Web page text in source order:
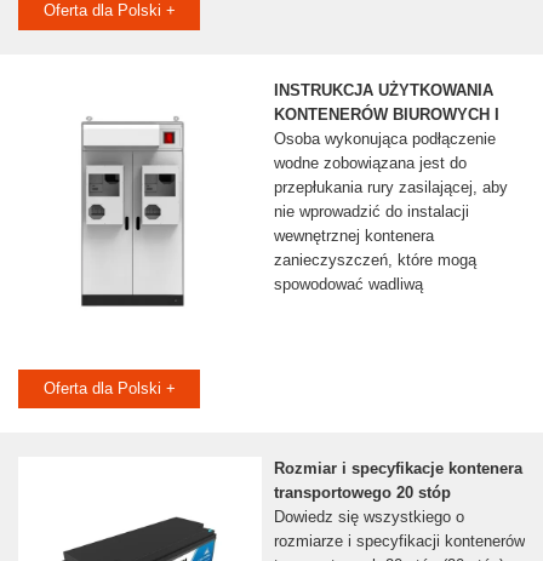
Oferta dla Polski +
INSTRUKCJA UŻYTKOWANIA
KONTENERÓW BIUROWYCH I
Osoba wykonująca podłączenie
wodne zobowiązana jest do
przepłukania rury zasilającej, aby
nie wprowadzić do instalacji
wewnętrznej kontenera
zanieczyszczeń, które mogą
spowodować wadliwą
Oferta dla Polski +
Rozmiar i specyfikacje kontenera
transportowego 20 stóp
Dowiedz się wszystkiego o
rozmiarze i specyfikacji kontenerów